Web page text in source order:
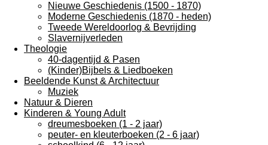
Nieuwe Geschiedenis (1500 - 1870)
Moderne Geschiedenis (1870 - heden)
Tweede Wereldoorlog & Bevrijding
Slavernijverleden
Theologie
40-dagentijd & Pasen
(Kinder)Bijbels & Liedboeken
Beeldende Kunst & Architectuur
Muziek
Natuur & Dieren
Kinderen & Young Adult
dreumesboeken (1 - 2 jaar)
peuter- en kleuterboeken (2 - 6 jaar)